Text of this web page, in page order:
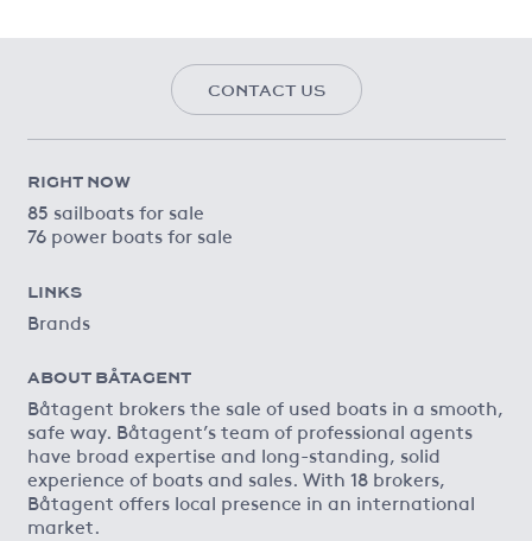
CONTACT US
RIGHT NOW
85 sailboats for sale
76 power boats for sale
LINKS
Brands
ABOUT BÅTAGENT
Båtagent brokers the sale of used boats in a smooth,
safe way. Båtagent’s team of professional agents
have broad expertise and long-standing, solid
experience of boats and sales. With 18 brokers,
Båtagent offers local presence in an international
market.